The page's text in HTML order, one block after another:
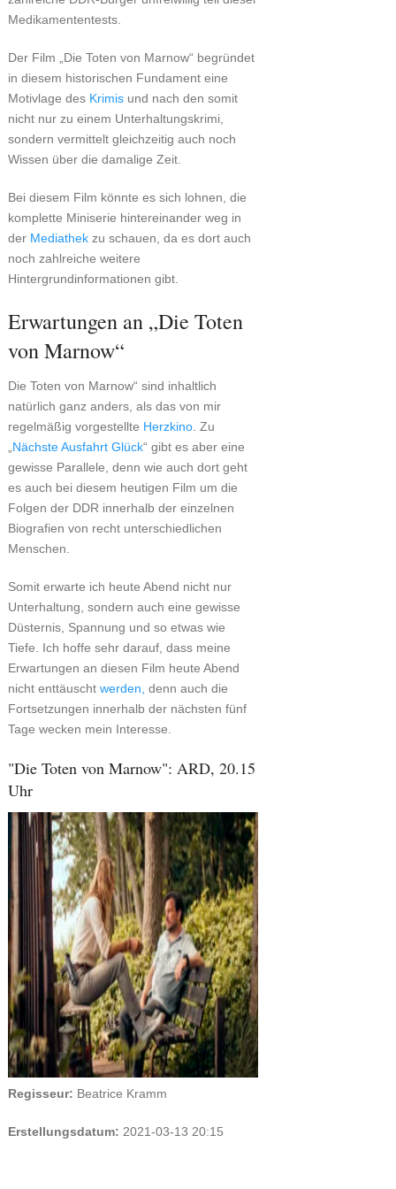
Medikamententests.
Der Film „Die Toten von Marnow“ begründet
in diesem historischen Fundament eine
Motivlage des Krimisund nach den somit
nicht nur zu einem Unterhaltungskrimi,
sondern vermittelt gleichzeitig auch noch
Wissen über die damalige Zeit.
Bei diesem Film könnte es sich lohnen, die
komplette Miniserie hintereinander weg in
der Mediathekzu schauen, da es dort auch
noch zahlreiche weitere
Hintergrundinformationen gibt.
Erwartungen an „Die Toten
von Marnow“
Die Toten von Marnow“ sind inhaltlich
natürlich ganz anders, als das von mir
regelmäßig vorgestellte Herzkino. Zu
Nächste Ausfahrt Glück“ gibt es aber eine
gewisse Parallele, denn wie auch dort geht
es auch bei diesem heutigen Film um die
Folgen der DDR innerhalb der einzelnen
Biografien von recht unterschiedlichen
Menschen.
Somit erwarte ich heute Abend nicht nur
Unterhaltung, sondern auch eine gewisse
Düsternis, Spannung und so etwas wie
Tiefe. Ich hoffe sehr darauf, dass meine
Erwartungen an diesen Film heute Abend
nicht enttäuscht werden, denn auch die
Fortsetzungen innerhalb der nächsten fünf
Tage wecken mein Interesse.
"Die Toten von Marnow": ARD, 20.15
Uhr
Regisseur: Beatrice Kramm
Erstellungsdatum: 2021-03-13 20:15